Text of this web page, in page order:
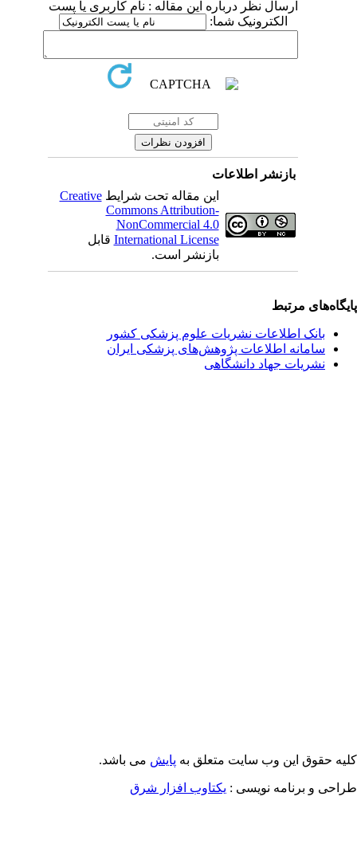
ارسال نظر درباره این مقاله : نام کاربری یا پست
الکترونیک شما:
بازنشر اطلاعات
این مقاله تحت شرایطCreative
Commons Attribution-
NonCommercial 4.0
International Licenseقابل
بازنشر است.
مرتبط
بانک اطلاعات نشریات علوم پزشکی کشور
سامانه اطلاعات پژوهش‌های پزشکی ایران
نشریات جهاد دانشگاهی
حقوق این وب سایت متعلق بهپایشمی باشد.
و برنامه نویسی : یکتاوب افزار شرق